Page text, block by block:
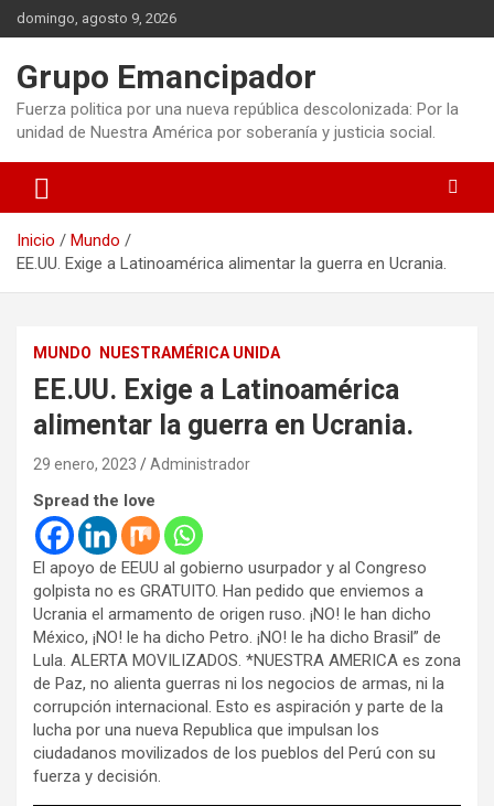
Saltar
al
domingo, agosto 9, 2026
Grupo Emancipador
Fuerza politica por una nueva república descolonizada: Por la
unidad de Nuestra América por soberanía y justicia social.
Inicio
Mundo
EE.UU. Exige a Latinoamérica alimentar la guerra en Ucrania.
MUNDO NUESTRAMÉRICA UNIDA
EE.UU. Exige a Latinoamérica
alimentar la guerra en Ucrania.
29 enero, 2023 Administrador
Spread the love
El apoyo de EEUU al gobierno usurpador y al Congreso
golpista no es GRATUITO. Han pedido que enviemos a
Ucrania el armamento de origen ruso. ¡NO! le han dicho
México, ¡NO! le ha dicho Petro. ¡NO! le ha dicho Brasil” de
Lula. ALERTA MOVILIZADOS. *NUESTRA AMERICA es zona
de Paz, no alienta guerras ni los negocios de armas, ni la
corrupción internacional. Esto es aspiración y parte de la
lucha por una nueva Republica que impulsan los
ciudadanos movilizados de los pueblos del Perú con su
fuerza y decisión.